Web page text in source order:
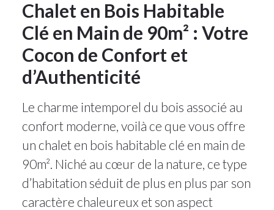
Chalet en Bois Habitable
Clé en Main de 90m² : Votre
Cocon de Confort et
d’Authenticité
Le charme intemporel du bois associé au
confort moderne, voilà ce que vous offre
un chalet en bois habitable clé en main de
90m². Niché au cœur de la nature, ce type
d’habitation séduit de plus en plus par son
caractère chaleureux et son aspect